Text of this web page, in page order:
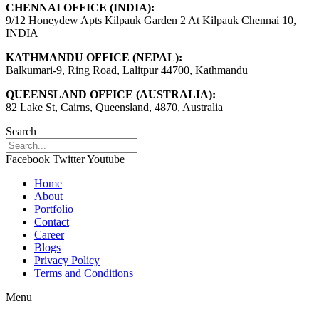
CHENNAI OFFICE (INDIA):
9/12 Honeydew Apts Kilpauk Garden 2 At Kilpauk Chennai 10,
INDIA
KATHMANDU OFFICE (NEPAL):
Balkumari-9, Ring Road, Lalitpur 44700, Kathmandu
QUEENSLAND OFFICE (AUSTRALIA):
82 Lake St, Cairns, Queensland, 4870, Australia
Search
Facebook TwitterYoutube
Home
About
Portfolio
Contact
Career
Blogs
Privacy Policy
Terms and Conditions
Menu